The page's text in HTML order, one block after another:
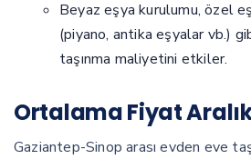
Beyaz eşya kurulumu, özel
(piyano, antika eşyalar vb.)
taşınma maliyetini etkiler.
Ortalama Fiyat
Gaziantep-Sinop arası evden eve